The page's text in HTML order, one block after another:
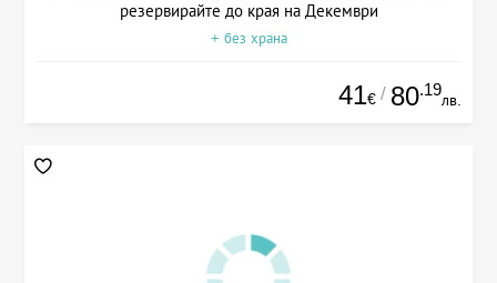
резервирайте до края на Декември
+ без храна
41€ / 80.19
лв.